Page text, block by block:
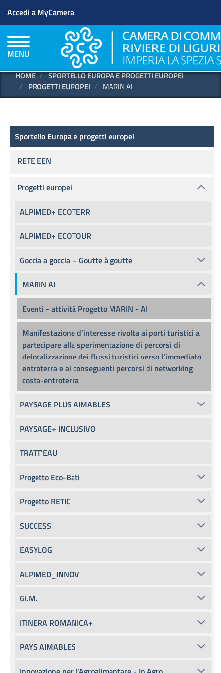
contenuto
principale
Menu profilo utente
Accedi a MyCamera
MENU
HOME
SPORTELLO EUROPA E PROGETTI EUROPEI
PROGETTI EUROPEI
MARIN AI
Sportello Europa e progetti europei
Sportello Europa e progetti europei
RETE EEN
Progetti europei
ALPIMED+ ECOTERR
ALPIMED+ ECOTOUR
Goccia a goccia – Goutte à goutte
MARIN AI
Eventi - attività Progetto MARIN - AI
Manifestazione d'interesse rivolta ai porti turistici a
partecipare alla sperimentazione di percorsi di
delocalizzazione dei flussi turistici verso l'immediato
entroterra e ai conseguenti percorsi di networking
costa-entroterra
PAYSAGE PLUS AIMABLES
PAYSAGE+ INCLUSIVO
TRATT'EAU
Progetto Eco-Bati
Progetto RETIC
SUCCESS
EASYLOG
ALPIMED_INNOV
Gi.M.
ITINERA ROMANICA+
PAYS AIMABLES